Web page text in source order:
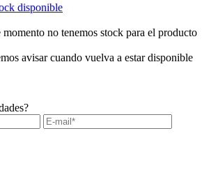
disponible
momento no tenemos stock para el producto
avisar cuando vuelva a estar disponible